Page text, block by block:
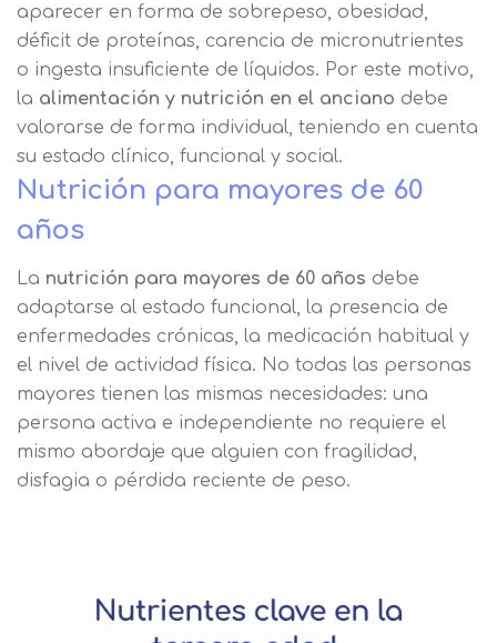
aparecer en forma de sobrepeso, obesidad,
déficit de proteínas, carencia de micronutrientes
o ingesta insuficiente de líquidos. Por este motivo,
la alimentación y nutrición en el anciano debe
valorarse de forma individual, teniendo en cuenta
su estado clínico, funcional y social.
Nutrición para mayores de 60
años
La nutrición para mayores de 60 años debe
adaptarse al estado funcional, la presencia de
enfermedades crónicas, la medicación habitual y
el nivel de actividad física. No todas las personas
mayores tienen las mismas necesidades: una
persona activa e independiente no requiere el
mismo abordaje que alguien con fragilidad,
disfagia o pérdida reciente de peso.